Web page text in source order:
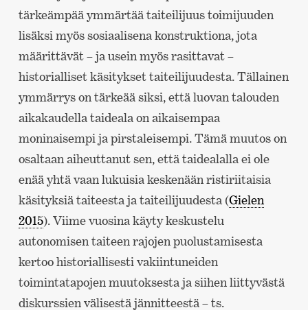
tärkeämpää ymmärtää taiteilijuus toimijuuden
lisäksi myös sosiaalisena konstruktiona, jota
määrittävät – ja usein myös rasittavat –
historialliset käsitykset taiteilijuudesta. Tällainen
ymmärrys on tärkeää siksi, että luovan talouden
aikakaudella taideala on aikaisempaa
moninaisempi ja pirstaleisempi. Tämä muutos on
osaltaan aiheuttanut sen, että taidealalla ei ole
enää yhtä vaan lukuisia keskenään ristiriitaisia
käsityksiä taiteesta ja taiteilijuudesta (Gielen
2015). Viime vuosina käyty keskustelu
autonomisen taiteen rajojen puolustamisesta
kertoo historiallisesti vakiintuneiden
toimintatapojen muutoksesta ja siihen liittyvästä
diskurssien välisestä jännitteestä – ts.